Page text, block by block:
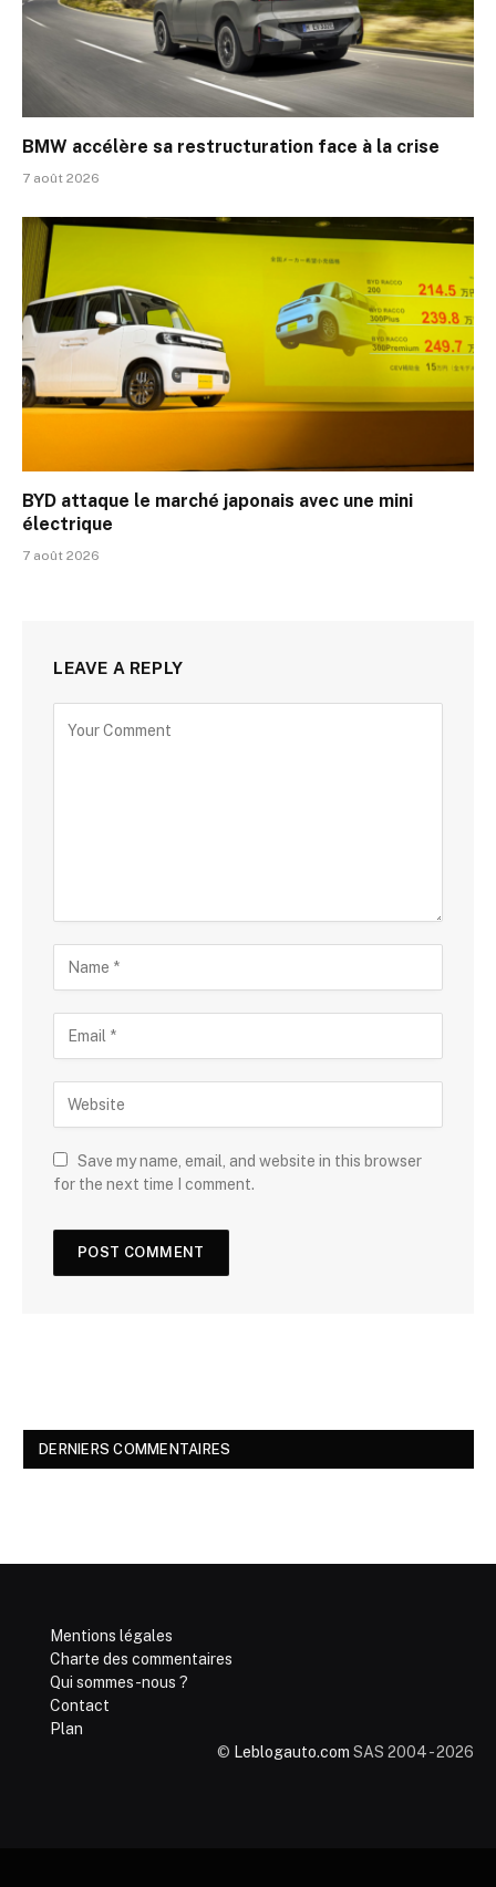
BMW accélère sa restructuration face à la crise
7 août 2026
BYD attaque le marché japonais avec une mini
électrique
7 août 2026
LEAVE A REPLY
Save my name, email, and website in this browser
for the next time I comment.
DERNIERS COMMENTAIRES
Mentions légales
Charte des commentaires
Qui sommes-nous ?
Contact
Plan
© Leblogauto.com SAS 2004 - 2026